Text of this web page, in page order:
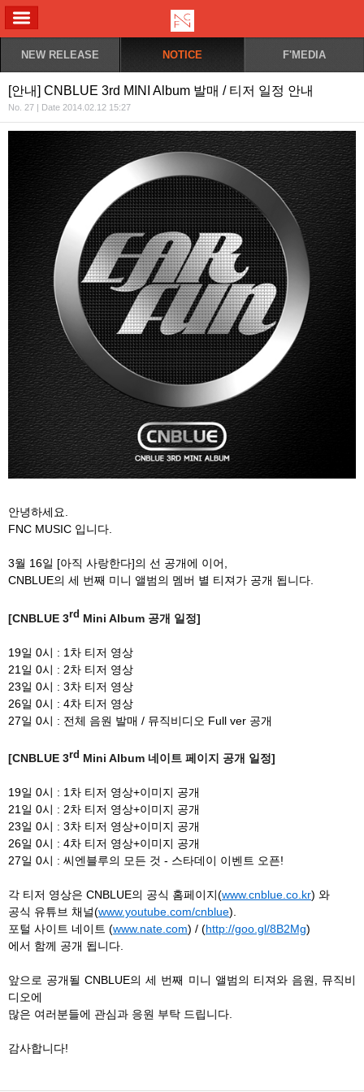
NEW RELEASE NOTICE F'MEDIA
[안내] CNBLUE 3rd MINI Album 발매 / 티저 일정 안내
No. 27 | Date 2014.02.12 15:27
안녕하세요.
FNC MUSIC 입니다.
3월 16일 [아직 사랑한다]의 선 공개에 이어,
CNBLUE의 세 번째 미니 앨범의 멤버 별 티져가 공개 됩니다.
[CNBLUE 3rd Mini Album 공개 일정]
19일 0시 : 1차 티저 영상
21일 0시 : 2차 티저 영상
23일 0시 : 3차 티저 영상
26일 0시 : 4차 티저 영상
27일 0시 : 전체 음원 발매 / 뮤직비디오 Full ver 공개
[CNBLUE 3rd Mini Album 네이트 페이지 공개 일정]
19일 0시 : 1차 티저 영상+이미지 공개
21일 0시 : 2차 티저 영상+이미지 공개
23일 0시 : 3차 티저 영상+이미지 공개
26일 0시 : 4차 티저 영상+이미지 공개
27일 0시 : 씨엔블루의 모든 것 - 스타데이 이벤트 오픈!
각 티저 영상은 CNBLUE의 공식 홈페이지(www.cnblue.co.kr) 와
공식 유튜브 채널(www.youtube.com/cnblue).
포털 사이트 네이트 (www.nate.com) / (http://goo.gl/8B2Mg)
에서 함께 공개 됩니다.
앞으로 공개될 CNBLUE의 세 번째 미니 앨범의 티져와 음원, 뮤직비
디오에
많은 여러분들에 관심과 응원 부탁 드립니다.
감사합니다!